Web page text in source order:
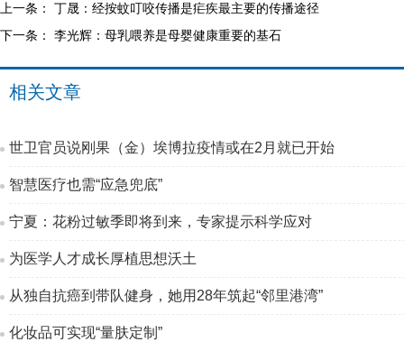
上一条： 丁晟：经按蚊叮咬传播是疟疾最主要的传播途径
下一条： 李光辉：母乳喂养是母婴健康重要的基石
相关文章
世卫官员说刚果（金）埃博拉疫情或在2月就已开始
智慧医疗也需“应急兜底”
宁夏：花粉过敏季即将到来，专家提示科学应对
为医学人才成长厚植思想沃土
从独自抗癌到带队健身，她用28年筑起“邻里港湾”
化妆品可实现“量肤定制”